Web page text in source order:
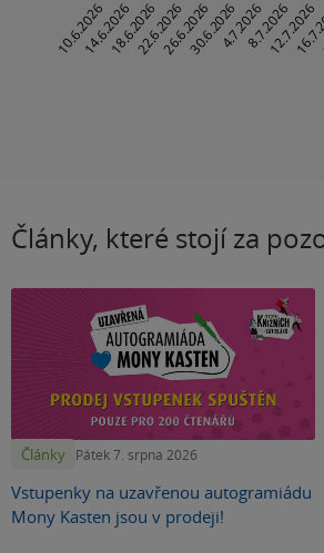
Články, které stojí za
Články Pátek 7. srpna 2026
Vstupenky na uzavřenou autogramiádu
Mony Kasten jsou v prodeji!